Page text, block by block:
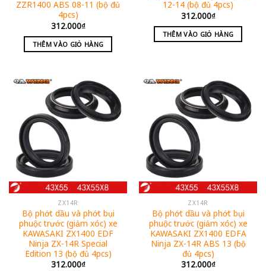
ZZR1400 ABS 08-11 (bộ đủ
4pcs)
312.000₫
THÊM VÀO GIỎ HÀNG
12-14 (bộ đủ 4pcs)
312.000₫
THÊM VÀO GIỎ HÀNG
ZX14R
Bộ phớt dầu và phớt bụi
phuộc trước (giảm xóc) xe
KAWASAKI ZX1400 EDF
Ninja ZX-14R Special
Edition 13 (bộ đủ 4pcs)
312.000₫
ZX14R
Bộ phớt dầu và phớt bụi
phuộc trước (giảm xóc) xe
KAWASAKI ZX1400 EDFA
Ninja ZX-14R ABS 13 (bộ
đủ 4pcs)
312.000₫